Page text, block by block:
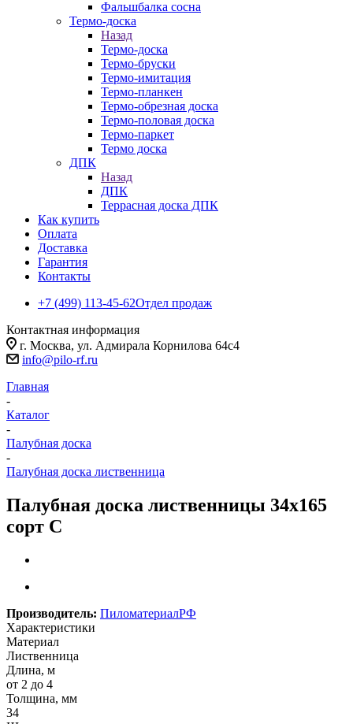
Фальшбалка сосна
Термо-доска
Назад
Термо-доска
Термо-бруски
Термо-имитация
Термо-планкен
Термо-обрезная доска
Термо-половая доска
Термо-паркет
Термо доска
ДПК
Назад
ДПК
Террасная доска ДПК
Как купить
Оплата
Доставка
Гарантия
Контакты
+7 (499) 113-45-62Отдел продаж
Контактная информация
г. Москва, ул. Адмирала Корнилова 64с4
info@pilo-rf.ru
Главная
-
Каталог
-
Палубная доска
-
Палубная доска лиственница
Палубная доска лиственницы 34х165
сорт С
Производитель: ПиломатериалРФ
Характеристики
Материал
Лиственница
Длина, м
от 2 до 4
Толщина, мм
34